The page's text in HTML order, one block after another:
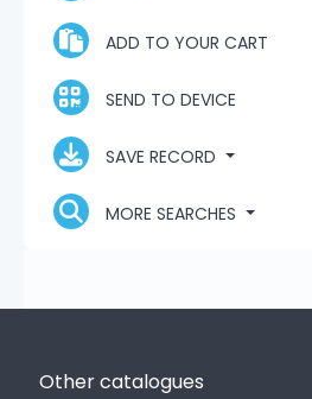
ADD TO YOUR CART
SEND TO DEVICE
SAVE RECORD
MORE SEARCHES
Other catalogues